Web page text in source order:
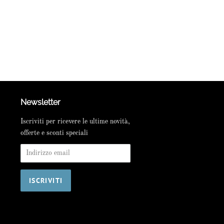
Newsletter
Iscriviti per ricevere le ultime novità,
offerte e sconti speciali